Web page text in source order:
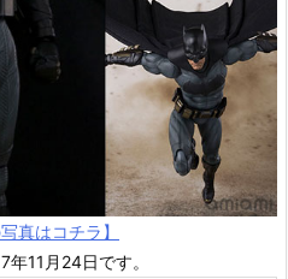
真はコチラ】
11月24日です。